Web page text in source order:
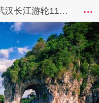
【超值精选】ZGM 厦门武汉长江游轮11日- 厦门/泉州古城/福建土楼/武汉长江游轮阳台房畅游三峡